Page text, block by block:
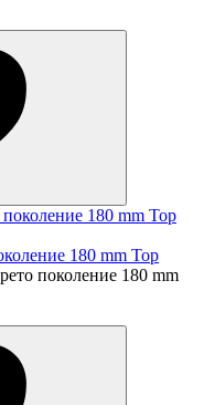
180 mm Top
поколение 180 mm